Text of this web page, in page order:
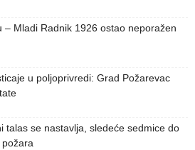
– Mladi Radnik 1926 ostao neporažen
u poljoprivredi: Grad Požarevac
talas se nastavlja, sledeće sedmice do
požara